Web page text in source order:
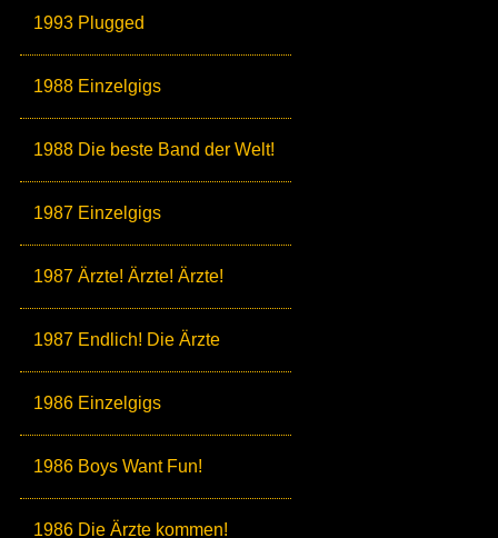
1993 Plugged
1988 Einzelgigs
1988 Die beste Band der Welt!
1987 Einzelgigs
1987 Ärzte! Ärzte! Ärzte!
1987 Endlich! Die Ärzte
1986 Einzelgigs
1986 Boys Want Fun!
1986 Die Ärzte kommen!